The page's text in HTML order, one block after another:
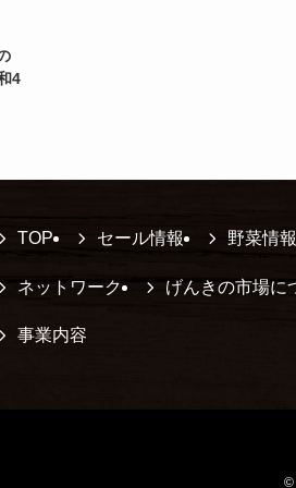
4
TOP セール情報 野菜情報
ネットワーク げんきの市場に
事業内容
©